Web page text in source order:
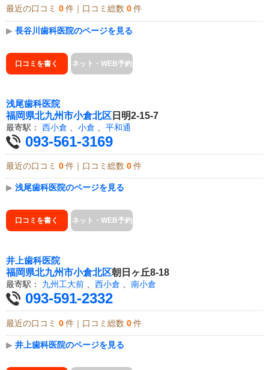
最近の口コミ 0 件｜口コミ総数 0 件
▶ 長谷川歯科医院のページを見る
口コミを書く ネット・WEB予約
浅尾歯科医院
福岡県北九州市小倉北区 日明2-15-7
最寄駅： 西小倉 小倉 平和通
093-561-3169
最近の口コミ 0 件｜口コミ総数 0 件
▶ 浅尾歯科医院のページを見る
口コミを書く ネット・WEB予約
井上歯科医院
福岡県北九州市小倉北区朝日ヶ丘8-18
最寄駅： 九州工大前 、 西小倉 、 南小倉
093-591-2332
最近の口コミ 0 件｜口コミ総数 0 件
▶ 井上歯科医院のページを見る